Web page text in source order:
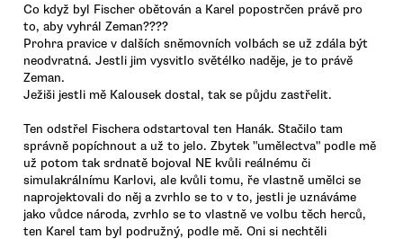
Co když byl Fischer obětován a Karel popostrčen právě pro
to, aby vyhrál Zeman????
Prohra pravice v dalších sněmovních volbách se už zdála být
neodvratná. Jestli jim vysvitlo světélko naděje, je to právě
Zeman.
Ježiši jestli mě Kalousek dostal, tak se půjdu zastřelit.
Ten odstřel Fischera odstartoval ten Hanák. Stačilo tam
správně popíchnout a už to jelo. Zbytek "umělectva" podle mě
už potom tak srdnatě bojoval NE kvůli reálnému či
simulakrálnímu Karlovi, ale kvůli tomu, ře vlastně umělci se
naprojektovali do něj a zvrhlo se to v to, jestli je uznáváme
jako vůdce národa, zvrhlo se to vlastně ve volbu těch herců,
ten Karel tam byl podružný, podle mě. Oni si nechtěli